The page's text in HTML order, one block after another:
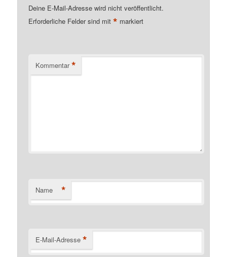
Deine E-Mail-Adresse wird nicht veröffentlicht.
Erforderliche Felder sind mit* markiert
Kommentar *
Name *
E-Mail-Adresse *